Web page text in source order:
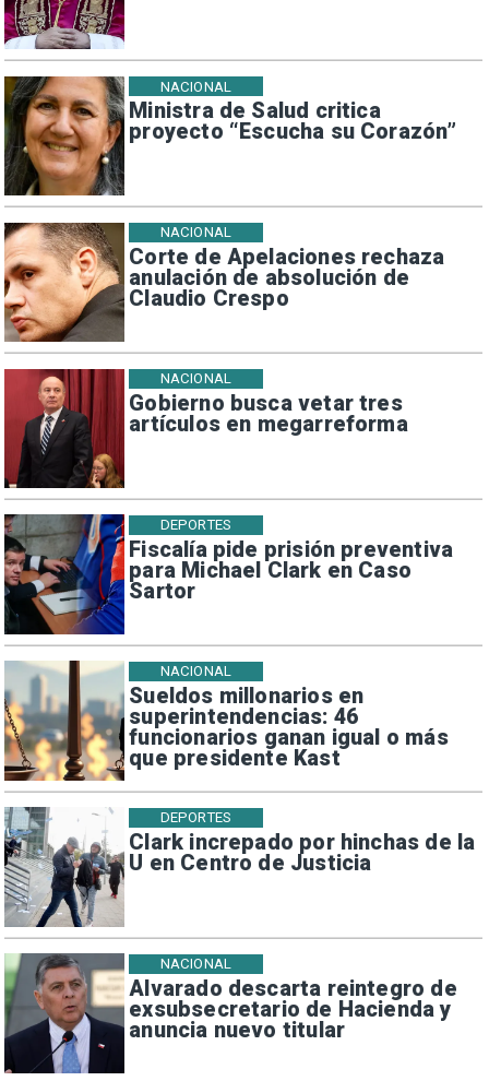
Ministra de Salud critica
proyecto “Escucha su Corazón”
NACIONAL
Corte de Apelaciones rechaza
anulación de absolución de
Claudio Crespo
NACIONAL
Gobierno busca vetar tres
artículos en megarreforma
NACIONAL
Fiscalía pide prisión preventiva
para Michael Clark en Caso
Sartor
DEPORTES
Sueldos millonarios en
superintendencias: 46
funcionarios ganan igual o más
que presidente Kast
NACIONAL
Clark increpado por hinchas de la
U en Centro de Justicia
DEPORTES
Alvarado descarta reintegro de
exsubsecretario de Hacienda y
anuncia nuevo titular
NACIONAL